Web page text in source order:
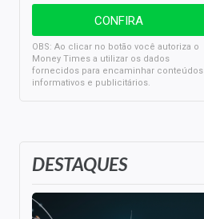
DESTAQUES
OBS: Ao clicar no botão você autoriza o
Money Times a utilizar os dados
fornecidos para encaminhar conteúdos
informativos e publicitários.